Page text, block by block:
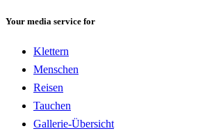
Your media service for
Klettern
Menschen
Reisen
Tauchen
Gallerie-Übersicht